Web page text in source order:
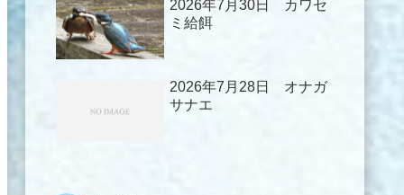
2026年7月30日 カワセ
ミ給餌
2026年7月28日 オナガ
サナエ